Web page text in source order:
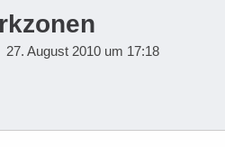
27. August 2010 um 17:18